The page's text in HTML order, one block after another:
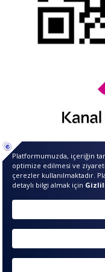
QNBiştirakidir.
sıkcasorulan